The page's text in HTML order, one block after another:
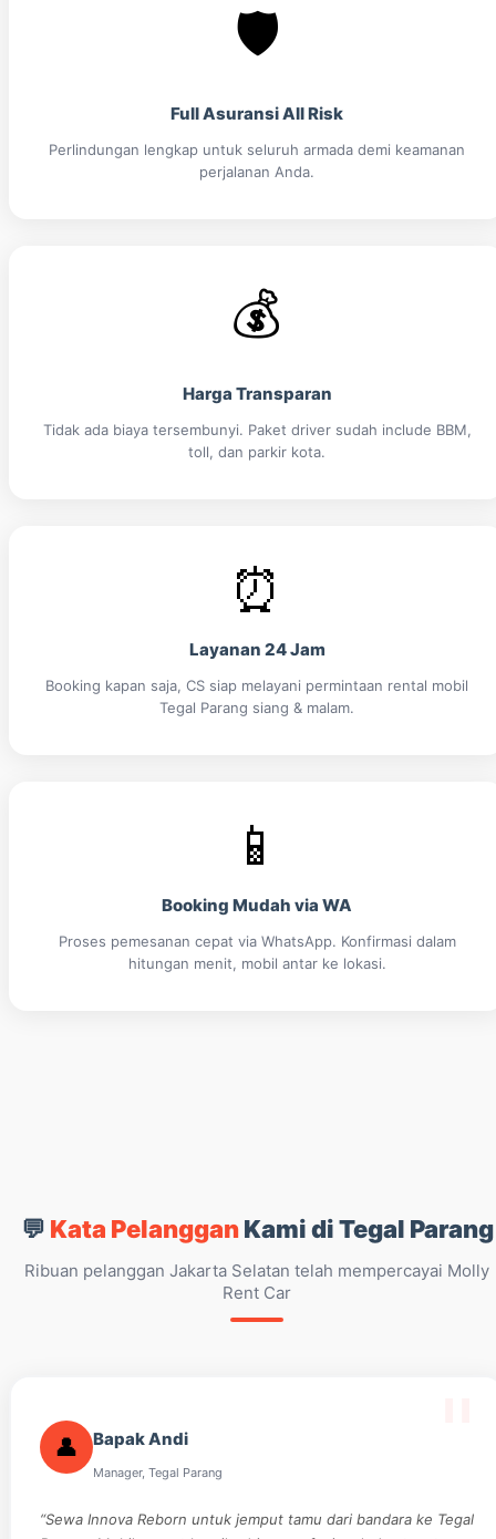
🛡️
Full Asuransi All Risk
Perlindungan lengkap untuk seluruh armada demi keamanan
perjalanan Anda.
💰
Harga Transparan
Tidak ada biaya tersembunyi. Paket driver sudah include BBM,
toll, dan parkir kota.
⏰
Layanan 24 Jam
Booking kapan saja, CS siap melayani permintaan rental mobil
Tegal Parang siang & malam.
📱
Booking Mudah via WA
Proses pemesanan cepat via WhatsApp. Konfirmasi dalam
hitungan menit, mobil antar ke lokasi.
💬 Kata PelangganKami di Tegal Parang
Ribuan pelanggan Jakarta Selatan telah mempercayai Molly
Rent Car
👤 Bapak Andi
Manager, Tegal Parang
“Sewa Innova Reborn untuk jemput tamu dari bandara ke Tegal